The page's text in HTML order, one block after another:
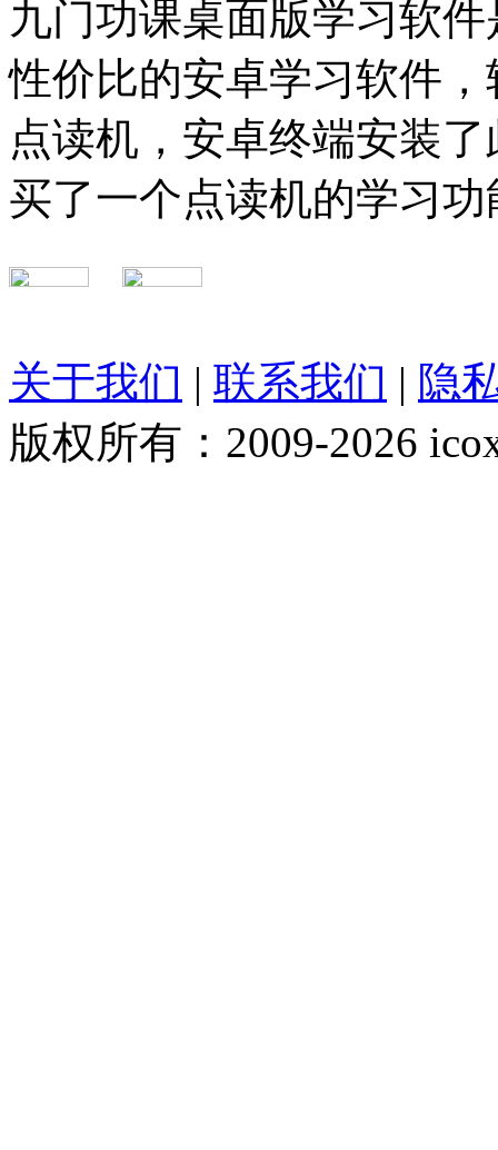
九门功课桌面版学习软
性价比的安卓学习软件
点读机，安卓终端安装
买了一个点读机的学习
关于我们 | 联系我们 | 隐
版权所有：2009-2026